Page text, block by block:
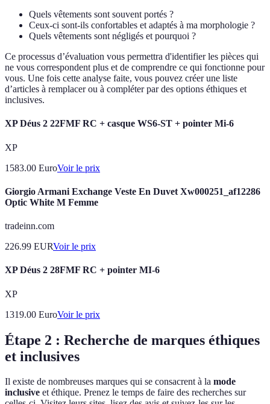
Quels vêtements sont souvent portés ?
Ceux-ci sont-ils confortables et adaptés à ma morphologie ?
Quels vêtements sont négligés et pourquoi ?
Ce processus d’évaluation vous permettra d'identifier les pièces qui
ne vous correspondent plus et de comprendre ce qui fonctionne pour
vous. Une fois cette analyse faite, vous pouvez créer une liste
d’articles à remplacer ou à compléter par des options éthiques et
inclusives.
XP Déus 2 22FMF RC + casque WS6-ST + pointer Mi-6
XP
1583.00 EuroVoir le prix
Giorgio Armani Exchange Veste En Duvet Xw000251_af12286
Optic White M Femme
tradeinn.com
226.99 EURVoir le prix
XP Déus 2 28FMF RC + pointer MI-6
XP
1319.00 EuroVoir le prix
Étape 2 : Recherche de marques éthiques
et inclusives
Il existe de nombreuses marques qui se consacrent à la mode
inclusive et éthique. Prenez le temps de faire des recherches sur